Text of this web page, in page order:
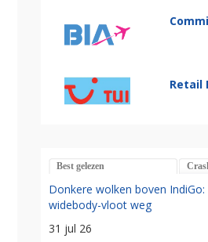
Retail
Best gelezen
Donkere wolken boven
widebody-vloot weg
31 jul 26